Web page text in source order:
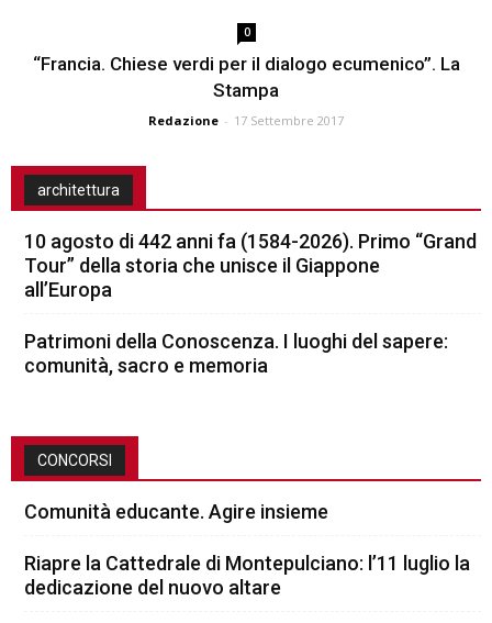
0
“Francia. Chiese verdi per il dialogo ecumenico”. La
Stampa
Redazione - 17 Settembre 2017
architettura
10 agosto di 442 anni fa (1584-2026). Primo “Grand
Tour” della storia che unisce il Giappone
all’Europa
Patrimoni della Conoscenza. I luoghi del sapere:
comunità, sacro e memoria
CONCORSI
Comunità educante. Agire insieme
Riapre la Cattedrale di Montepulciano: l’11 luglio la
dedicazione del nuovo altare